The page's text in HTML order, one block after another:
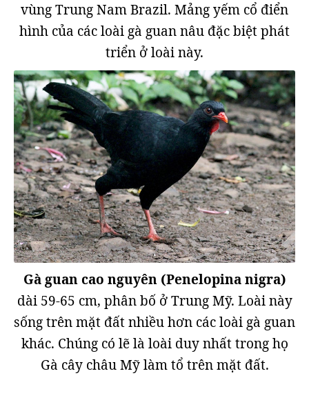
vùng Trung Nam Brazil. Mảng yếm cổ điển
hình của các loài gà guan nâu đặc biệt phát
triển ở loài này.
Gà guan cao nguyên (Penelopina nigra)
dài 59-65 cm, phân bố ở Trung Mỹ. Loài này
sống trên mặt đất nhiều hơn các loài gà guan
khác. Chúng có lẽ là loài duy nhất trong họ
Gà cây châu Mỹ làm tổ trên mặt đất.